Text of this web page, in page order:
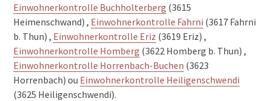
Einwohnerkontrolle Buchholterberg (3615
Heimenschwand) , Einwohnerkontrolle Fahrni (3617 Fahrni
b. Thun) , Einwohnerkontrolle Eriz (3619 Eriz) ,
Einwohnerkontrolle Homberg (3622 Homberg b. Thun) ,
Einwohnerkontrolle Horrenbach-Buchen (3623
Horrenbach) ou Einwohnerkontrolle Heiligenschwendi
(3625 Heiligenschwendi).